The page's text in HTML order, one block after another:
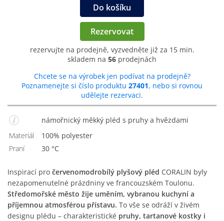
Do košíku
Rezervovat
rezervujte na prodejně, vyzvedněte již za 15 min.
skladem na 56 prodejnách
Chcete se na výrobek jen podívat na prodejně?
Poznamenejte si číslo produktu 27401, nebo si rovnou
udělejte rezervaci.
námořnický měkký pléd s pruhy a hvězdami
Materiál
100% polyester
Praní
30 °C
Inspirací pro červenomodrobílý plyšový pléd CORALIN byly
nezapomenutelné prázdniny ve francouzském Toulonu.
Středomořské město žije uměním, vybranou kuchyní a
příjemnou atmosférou přístavu. To vše se odráží v živém
designu plédu – charakteristické pruhy, tartanové kostky i